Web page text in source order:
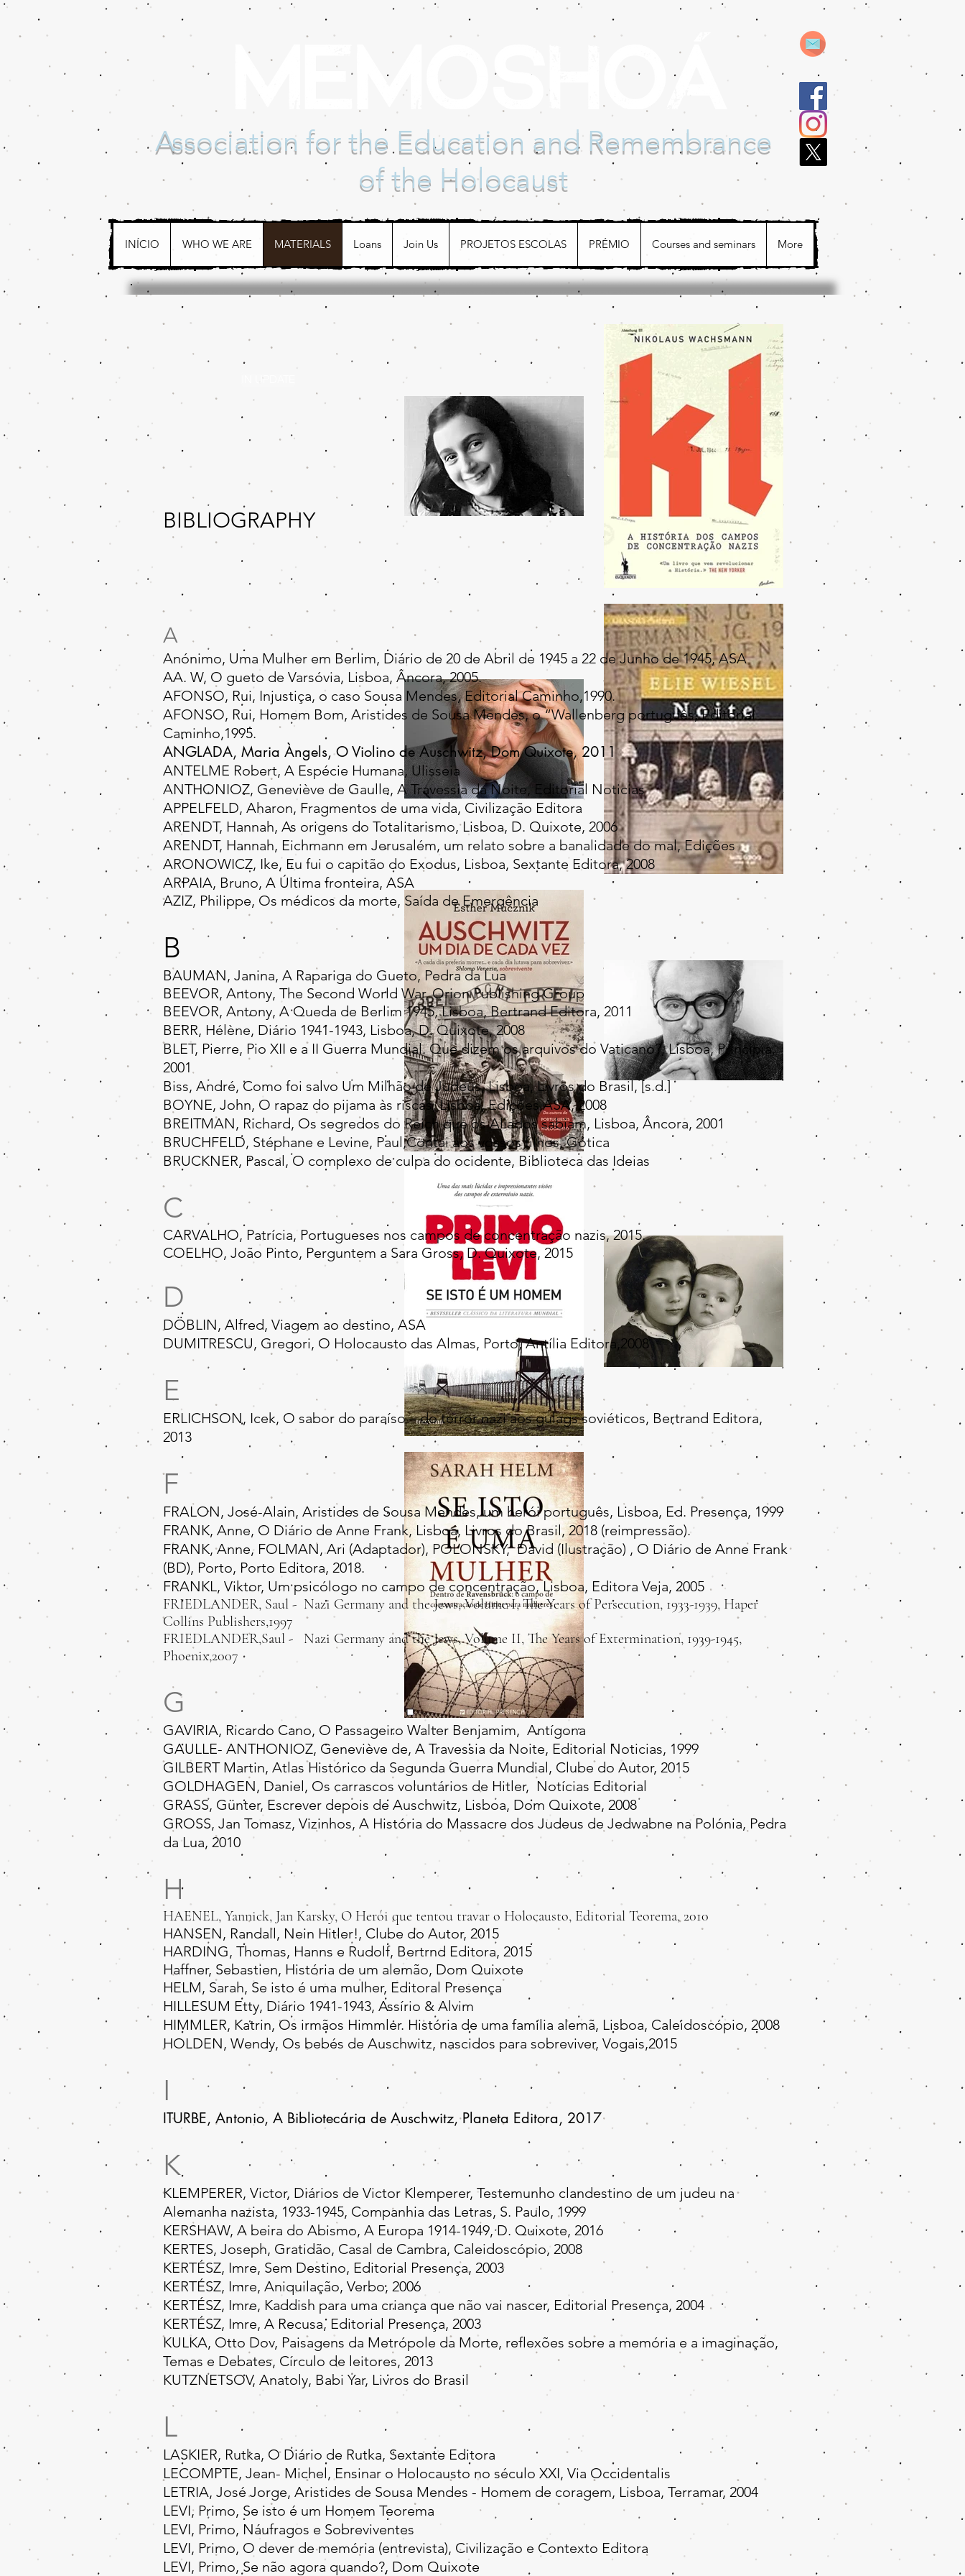
Association for the Education and Remembrance
of the Holocaust
INÍCIO WHO WE ARE MATERIALS Loans Join Us PROJETOS ESCOLAS PRÉMIO Courses and seminars More
BIBLIOGRAPHY
A
Anónimo, Uma Mulher em Berlim, Diário de 20 de Abril de 1945 a 22 de Junho de 1945, ASA
AA. W, O gueto de Varsóvia, Lisboa, Âncora, 2005.
AFONSO, Rui, Injustiça, o caso Sousa Mendes, Editorial Caminho,1990.
AFONSO, Rui, Homem Bom, Aristides de Sousa Mendes, o “Wallenberg português, Editorial
Caminho,1995.
ANGLADA, Maria Àngels,O Violino de Auschwitz, Dom Quixote, 2011
ANTELME Robert, A Espécie Humana, Ulisseia
ANTHONIOZ, Geneviève de Gaulle, A Travessia da Noite, Editorial Noticias
APPELFELD, Aharon, Fragmentos de uma vida, Civilização Editora
ARENDT, Hannah, As origens do Totalitarismo, Lisboa, D. Quixote, 2006
ARENDT, Hannah, Eichmann em Jerusalém, um relato sobre a banalidade do mal, Edições
ARONOWICZ, Ike, Eu fui o capitão do Exodus, Lisboa, Sextante Editora, 2008
ARPAIA, Bruno, A Última fronteira, ASA
AZIZ, Philippe, Os médicos da morte, Saída de Emergência
B
BAUMAN, Janina, A Rapariga do Gueto, Pedra da Lua
BEEVOR, Antony, The Second World War, Orion Publishing Group
BEEVOR, Antony, A Queda de Berlim 1945, Lisboa, Bertrand Editora, 2011
BERR, Hélène, Diário 1941-1943, Lisboa, D. Quixote, 2008
BLET, Pierre, Pio XII e a II Guerra Mundial. Que dizem os arquivos do Vaticano?, Lisboa, Principia,
2001
Biss, André, Como foi salvo Um Milhão de Judeus, Lisboa, Livros do Brasil, [s.d.]
BOYNE, John, O rapaz do pijama às riscas, Lisboa, Edições ASA, 2008
BREITMAN, Richard, Os segredos do Reich que os Aliados sabiam, Lisboa, Âncora, 2001
BRUCHFELD, Stéphane e Levine, Paul,Contai aos vossos filhos, Gótica
BRUCKNER, Pascal, O complexo de culpa do ocidente, Biblioteca das Ideias
C
CARVALHO, Patrícia, Portugueses nos campos de concentração nazis, 2015.
COELHO, João Pinto, Perguntem a Sara Gross, D. Quixote, 2015
D
DÖBLIN, Alfred, Viagem ao destino, ASA
DUMITRESCU, Gregori, O Holocausto das Almas, Porto, Antília Editora,2008
E
ERLICHSON, Icek, O sabor do paraíso – do terror nazi aos gulags soviéticos, Bertrand Editora,
2013
F
FRALON, José-Alain, Aristides de Sousa Mendes, um herói português, Lisboa, Ed. Presença, 1999
FRANK, Anne, O Diário de Anne Frank, Lisboa, Livros do Brasil, 2018 (reimpressão).
FRANK, Anne, FOLMAN, Ari (Adaptador), POLONSKY, David (Ilustração) , O Diário de Anne Frank
(BD), Porto, Porto Editora, 2018.
FRANKL, Viktor, Um psicólogo no campo de concentração, Lisboa, Editora Veja, 2005
FRIEDLANDER, Saul - Nazi Germany and the Jews, Volume I, The Years of Persecution, 1933-1939, Haper
Collins Publishers,1997
FRIEDLANDER,Saul - Nazi Germany and the Jews, Volume II, The Years of Extermination, 1939-1945,
Phoenix,2007
G
GAVIRIA, Ricardo Cano, O Passageiro Walter Benjamim, Antígona
GAULLE- ANTHONIOZ, Geneviève de, A Travessia da Noite, Editorial Noticias, 1999​
GILBERT Martin, Atlas Histórico da Segunda Guerra Mundial, Clube do Autor, 2015​
GOLDHAGEN, Daniel, Os carrascos voluntários de Hitler, Notícias Editorial
GRASS, Günter, Escrever depois de Auschwitz, Lisboa, Dom Quixote, 2008
GROSS, Jan Tomasz, Vizinhos, A História do Massacre dos Judeus de Jedwabne na Polónia, Pedra
da Lua, 2010
H
HAENEL, Yannick, Jan Karsky, O Herói que tentou travar o Holocausto, Editorial Teorema, 2010​
HANSEN, Randall, Nein Hitler!, Clube do Autor, 2015
HARDING, Thomas, Hanns e Rudolf, Bertrnd Editora, 2015
Haffner, Sebastien, História de um alemão, Dom Quixote
HELM, Sarah, Se isto é uma mulher, Editoral Presença
HILLESUM Etty, Diário 1941-1943, Assírio & Alvim
HIMMLER, Katrin, Os irmãos Himmler. História de uma família alemã, Lisboa, Caleidoscópio, 2008
HOLDEN, Wendy, Os bebés de Auschwitz, nascidos para sobreviver, Vogais,2015
I
ITURBE, Antonio, A Bibliotecária de Auschwitz, Planeta Editora, 2017
K
KLEMPERER, Victor, Diários de Victor Klemperer, Testemunho clandestino de um judeu na
Alemanha nazista, 1933-1945, Companhia das Letras, S. Paulo, 1999​
KERSHAW, A beira do Abismo, A Europa 1914-1949, D. Quixote, 2016​
KERTES, Joseph, Gratidão, Casal de Cambra, Caleidoscópio, 2008
KERTÉSZ, Imre, Sem Destino, Editorial Presença, 2003
KERTÉSZ, Imre, Aniquilação, Verbo, 2006
KERTÉSZ, Imre, Kaddish para uma criança que não vai nascer, Editorial Presença, 2004
KERTÉSZ, Imre, A Recusa, Editorial Presença, 2003
KULKA, Otto Dov, Paisagens da Metrópole da Morte, reflexões sobre a memória e a imaginação,
Temas e Debates, Círculo de leitores, 2013
KUTZNETSOV, Anatoly, Babi Yar, Livros do Brasil
L
LASKIER, Rutka, O Diário de Rutka, Sextante Editora
LECOMPTE, Jean- Michel, Ensinar o Holocausto no século XXI, Via Occidentalis
LETRIA, José Jorge, Aristides de Sousa Mendes - Homem de coragem, Lisboa, Terramar, 2004
LEVI, Primo, Se isto é um Homem Teorema
LEVI, Primo, Náufragos e Sobreviventes
LEVI, Primo, O dever de memória (entrevista), Civilização e Contexto Editora
LEVI, Primo, Se não agora quando?, Dom Quixote